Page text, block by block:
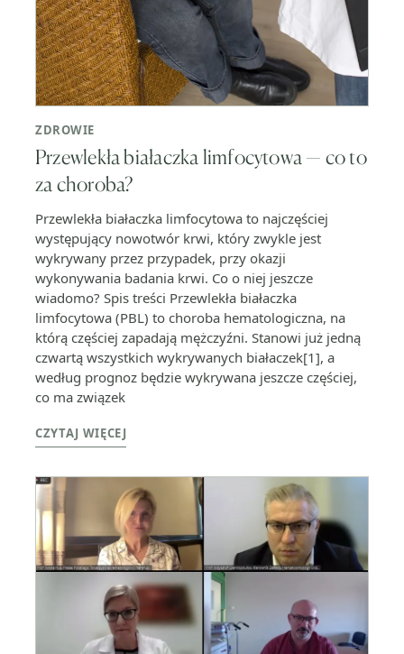
ZDROWIE
Przewlekła białaczka limfocytowa — co to
za choroba?
Przewlekła białaczka limfocytowa to najczęściej
występujący nowotwór krwi, który zwykle jest
wykrywany przez przypadek, przy okazji
wykonywania badania krwi. Co o niej jeszcze
wiadomo? Spis treści Przewlekła białaczka
limfocytowa (PBL) to choroba hematologiczna, na
którą częściej zapadają mężczyźni. Stanowi już jedną
czwartą wszystkich wykrywanych białaczek[1], a
według prognoz będzie wykrywana jeszcze częściej,
co ma związek
CZYTAJ WIĘCEJ